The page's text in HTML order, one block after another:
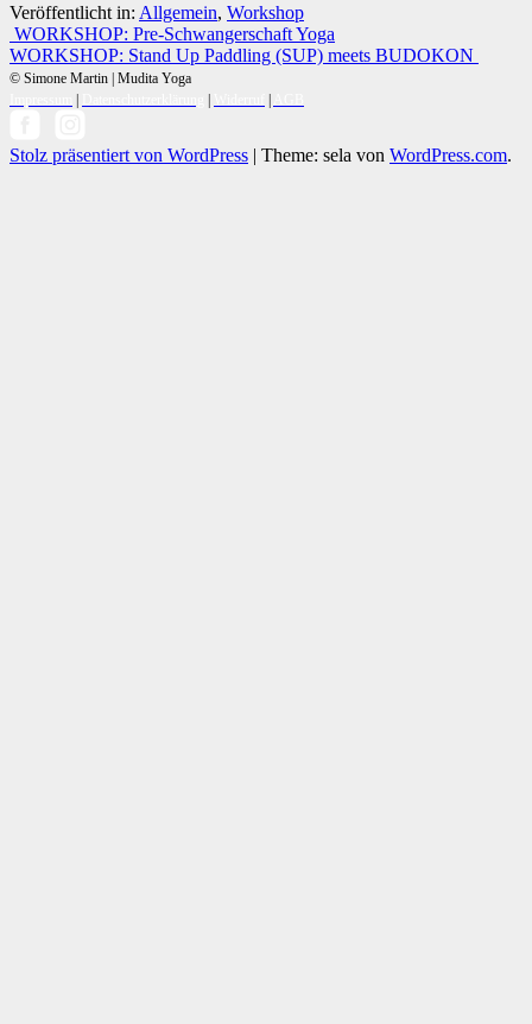
Veröffentlicht in: Allgemein, Workshop
Beitrags-
Navigation
WORKSHOP: Pre-Schwangerschaft Yoga
WORKSHOP: Stand Up Paddling (SUP) meets BUDOKON
© Simone Martin | Mudita Yoga
| | |
Stolz präsentiert von WordPress | Theme: sela von WordPress.com.